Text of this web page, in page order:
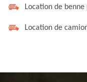
Location de benne
Location de